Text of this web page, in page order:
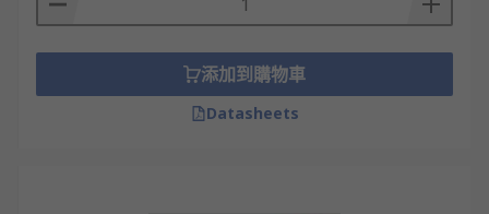
路時，使用帶護套的香蕉插頭至關重要。保護套提供
香蕉頭的品牌推薦
添加到購物車
Datasheets